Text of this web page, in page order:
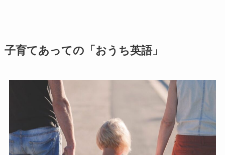
子育てあっての「おうち英語」